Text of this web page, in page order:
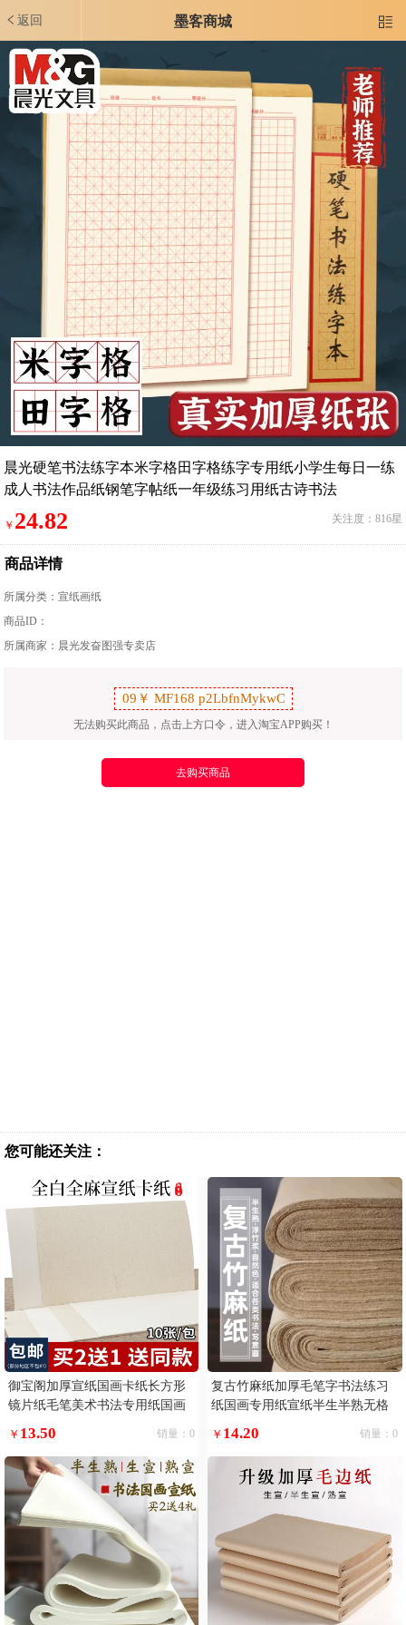
返回 墨客商城 
晨光硬笔书法练字本米字格田字格练字专用纸小学生每日一练
成人书法作品纸钢笔字帖纸一年级练习用纸古诗书法
￥ 24.82 关注度：816星
商品详情
所属分类：宣纸画纸
商品ID：
所属商家：晨光发奋图强专卖店
无法购买此商品，点击上方口令，进入淘宝APP购买！
去购买商品
您可能还关注：
御宝阁加厚宣纸国画卡纸长方形
镜片纸毛笔美术书法专用纸国画
手工生宣纸作品纸
￥ 13.50 销量：0
复古竹麻纸加厚毛笔字书法练习
纸国画专用纸宣纸半生半熟无格
临摹半生熟四尺
￥ 14.20 销量：0